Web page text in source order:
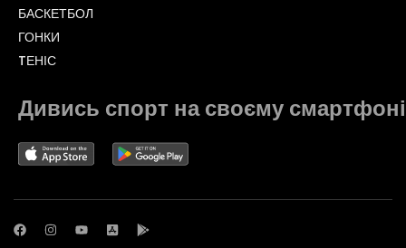
БАСКЕТБОЛ
ГОНКИ
TЕНІС
Дивись спорт на своєму смартфоні